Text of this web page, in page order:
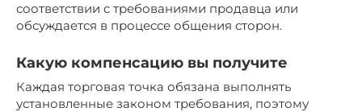
соответствии с требованиями продавца или
обсуждается в процессе общения сторон.
Какую компенсацию вы получите
Каждая торговая точка обязана выполнять
установленные законом требования, поэтому